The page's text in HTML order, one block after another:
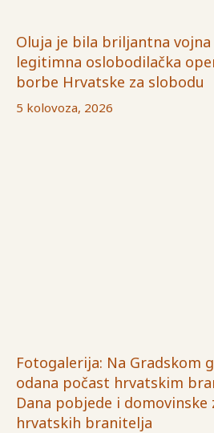
Oluja je bila briljantna
legitimna oslobodilačka
borbe Hrvatske za slobodu
5 kolovoza, 2026
Fotogalerija: Na Gradskom
odana počast hrvatskim
Dana pobjede i domovinske
hrvatskih branitelja